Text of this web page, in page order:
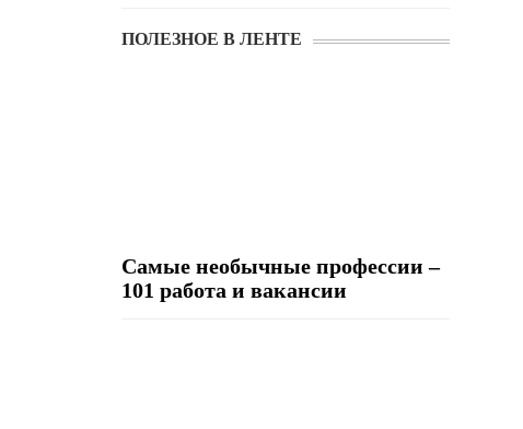
ПОЛЕЗНОЕ В ЛЕНТЕ
Самые необычные профессии –
101 работа и вакансии